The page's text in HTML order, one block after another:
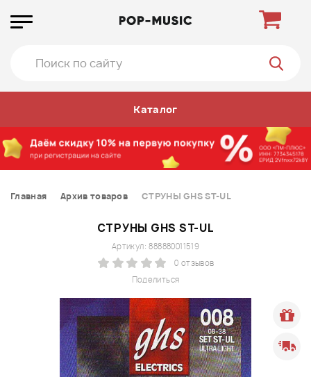
Каталог
Главная Архив товаров СТРУНЫ GHS ST-UL
СТРУНЫ GHS ST-UL
Поделиться
Артикул: 888880011519
0 отзывов